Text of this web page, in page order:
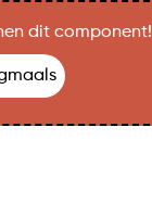
dit component!